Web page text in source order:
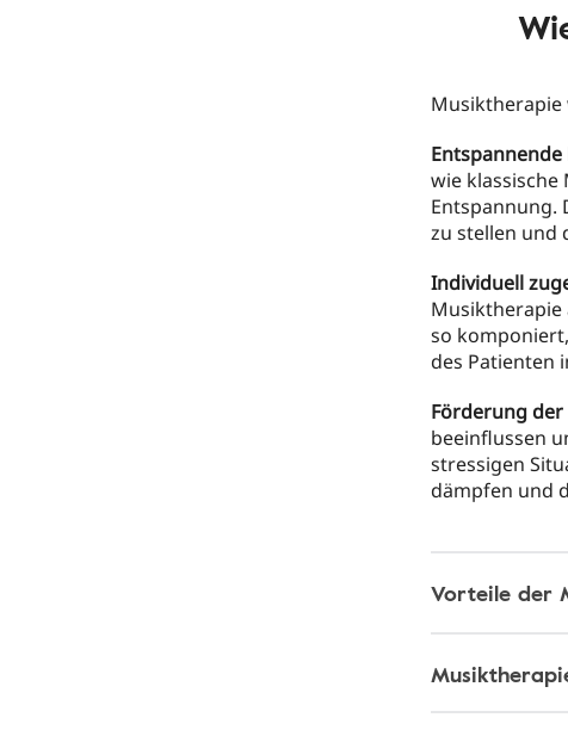
Musiktherapie
wie
Entspannung.
zu stellen und
Individuell
Musiktherapie
so
des Patienten
Förderung
beeinflussen
stressigen
dämpfen und
Vorteile der